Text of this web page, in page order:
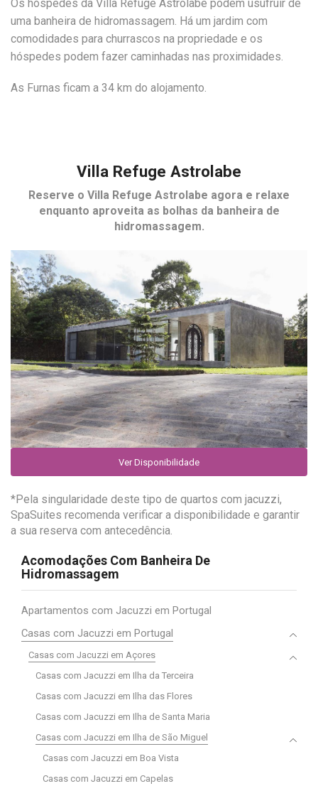
Os hóspedes da Villa Refuge Astrolabe podem usufruir de
uma banheira de hidromassagem. Há um jardim com
comodidades para churrascos na propriedade e os
hóspedes podem fazer caminhadas nas proximidades.
As Furnas ficam a 34 km do alojamento.
Villa Refuge Astrolabe
Reserve o Villa Refuge Astrolabe agora e relaxe
enquanto aproveita as bolhas da banheira de
hidromassagem.
Ver Disponibilidade
*Pela singularidade deste tipo de quartos com jacuzzi,
SpaSuites recomenda verificar a disponibilidade e garantir
a sua reserva com antecedência.
Acomodações Com Banheira De
Hidromassagem
Apartamentos com Jacuzzi em Portugal
Casas com Jacuzzi em Portugal
Casas com Jacuzzi em Açores
Casas com Jacuzzi em Ilha da Terceira
Casas com Jacuzzi em Ilha das Flores
Casas com Jacuzzi em Ilha de Santa Maria
Casas com Jacuzzi em Ilha de São Miguel
Casas com Jacuzzi em Boa Vista
Casas com Jacuzzi em Capelas